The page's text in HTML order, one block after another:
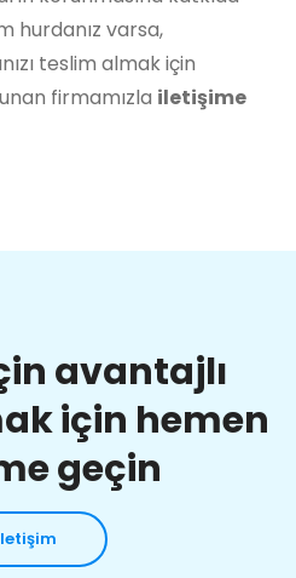
hurdanız varsa,
teslim almak için
firmamızla iletişime
avantajlı
için hemen
geçin